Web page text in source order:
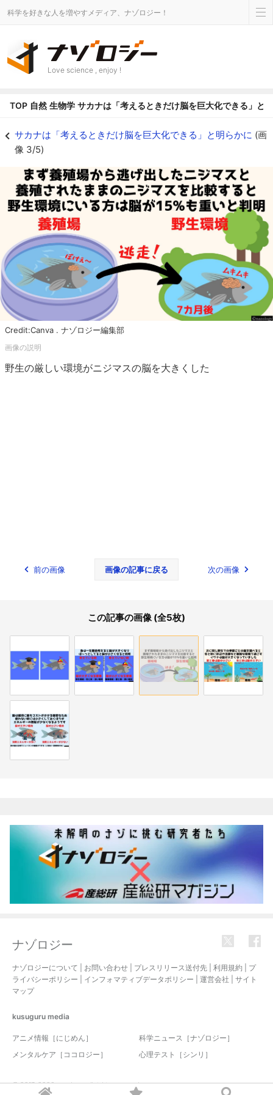
科学を好きな人を増やすメディア、ナゾロジー！
Love science , enjoy !
TOP 自然 生物学 サカナは「考えるときだけ脳を巨大化できる」と
サカナは「考えるときだけ脳を巨大化できる」と明らかに (画
像 3/5)
Credit:Canva . ナゾロジー編集部
野生の厳しい環境がニジマスの脳を大きくした
前の画像 画像の記事に戻る 次の画像
この記事の画像 (全5枚)
ナゾロジー
ナゾロジーについて お問い合わせ プレスリリース送付先 利用規約
プ
ライバシーポリシー
インフォマティブデータポリシー 運営会社
サイト
マップ
kusuguru media
アニメ情報［にじめん］
科学ニュース［ナゾロジー］
メンタルケア［ココロジー］
心理テスト［シンリ］
© 2017-2026 nazology. all rights reserved.